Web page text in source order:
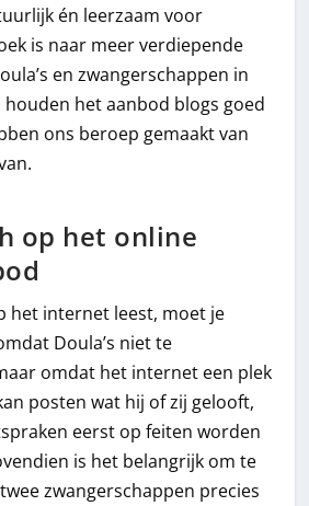
én leerzaam voor
is naar meer verdiepende
en zwangerschappen in
houden het aanbod blogs goed
ons beroep gemaakt van
op het online
het internet leest, moet je
Doula’s niet te
omdat het internet een plek
posten wat hij of zij gelooft,
eerst op feiten worden
is het belangrijk om te
zwangerschappen precies